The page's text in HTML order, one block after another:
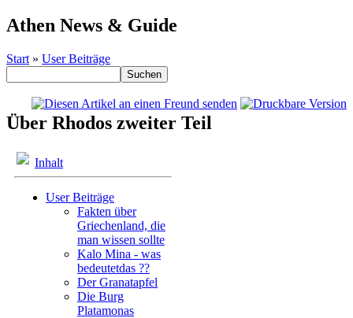
Athen News & Guide
Start » User Beiträge
Über Rhodos zweiter Teil
Inhalt
User Beiträge
Fakten über
Griechenland, die
man wissen sollte
Kalo Mina - was
bedeutetdas ??
Der Granatapfel
Die Burg
Platamonas